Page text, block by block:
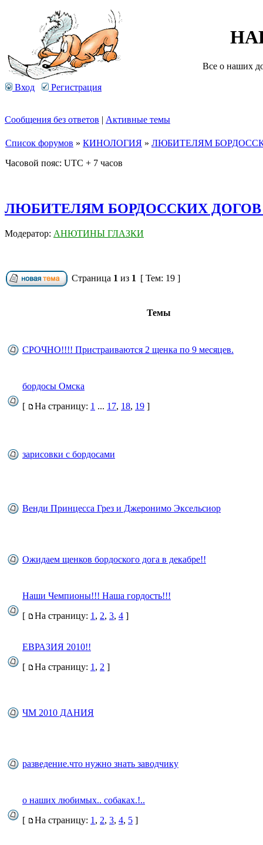
Все о наших
Вход Регистрация
Сообщения без ответов | Активные темы
Список форумов » КИНОЛОГИЯ » ЛЮБИТЕЛЯМ
Часовой пояс: UTC + 7 часов
ЛЮБИТЕЛЯМ БОРДОССКИХ
Модератор: АНЮТИНЫ ГЛАЗКИ
Страница 1 из 1 [ Тем: 19 ]
Темы
СРОЧНО!!!! Пристраиваются 2 щенка по 9 месяцев.
бордосы Омска
[
На страницу: 1 ... 17, 18, 19 ]
зарисовки с бордосами
Венди Принцесса Грез и Джеронимо Эксельсиор
Ожидаем щенков бордоского дога в декабре!!
Наши Чемпионы!!! Наша гордость!!!
[
На страницу: 1 , 2, 3, 4 ]
ЕВРАЗИЯ 2010!!
[
На страницу: 1 , 2 ]
ЧМ 2010 ДАНИЯ
разведение.что нужно знать заводчику
о наших любимых.. собаках.!..
[
На страницу: 1 , 2, 3, 4, 5 ]